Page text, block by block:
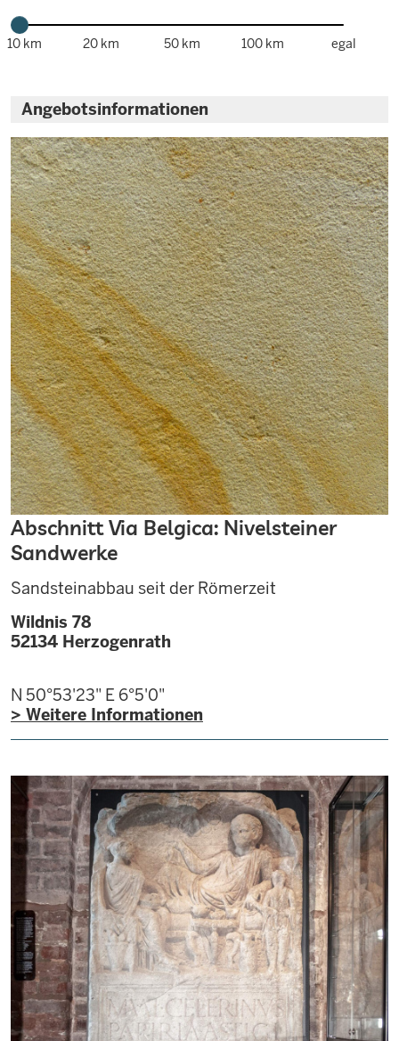
10 km 20 km 50 km 100 km egal
Angebotsinformationen
Abschnitt Via Belgica: Nivelsteiner
Sandwerke
Sandsteinabbau seit der Römerzeit
Wildnis 78
52134 Herzogenrath
N 50°53'23" E 6°5'0"
> Weitere Informationen